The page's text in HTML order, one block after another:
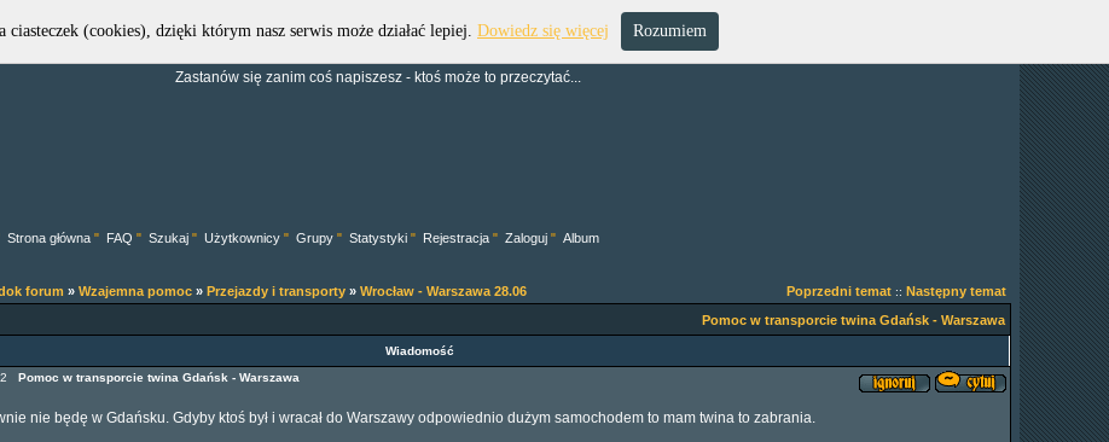
Forum Dive Trek Group
Zastanów się zanim coś napiszesz - ktoś może to przeczytać...
Strona główna " FAQ " Szukaj " Użytkownicy " Grupy " Statystyki " Rejestracja " Zaloguj " Album
forum » Wzajemna pomoc» Przejazdy i transporty» Wrocław - Warszawa 28.06 Poprzedni temat:: Następny temat
Pomoc w transporcie twina Gdańsk - Warszawa
Wiadomość
Pomoc w transporcie twina Gdańsk - Warszawa
nie będę w Gdańsku. Gdyby ktoś był i wracał do Warszawy odpowiednio dużym samochodem to mam twina to zabrania.
ciasteczek (cookies), dzięki którym nasz serwis może działać lepiej. Dowiedz się więcej Rozumiem